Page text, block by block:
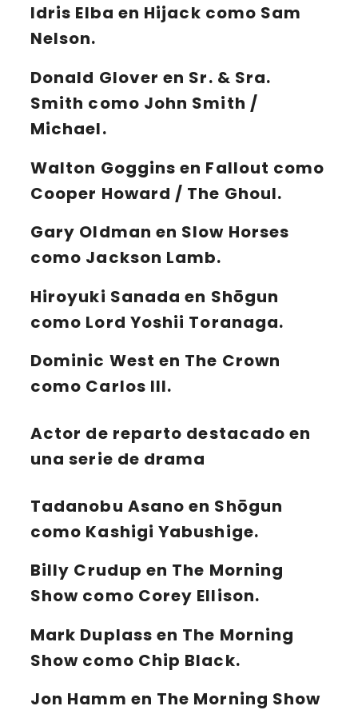
Idris Elba en Hijack como Sam
Nelson.
Donald Glover en Sr. & Sra.
Smith como John Smith /
Michael.
Walton Goggins en Fallout como
Cooper Howard / The Ghoul.
Gary Oldman en Slow Horses
como Jackson Lamb.
Hiroyuki Sanada en Shōgun
como Lord Yoshii Toranaga.
Dominic West en The Crown
como Carlos III.
Actor de reparto destacado en
una serie de drama
Tadanobu Asano en Shōgun
como Kashigi Yabushige.
Billy Crudup en The Morning
Show como Corey Ellison.
Mark Duplass en The Morning
Show como Chip Black.
Jon Hamm en The Morning Show